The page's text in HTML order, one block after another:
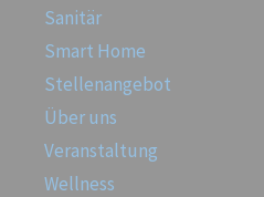
Sanitär
Smart Home
Stellenangebot
Über uns
Veranstaltung
Wellness